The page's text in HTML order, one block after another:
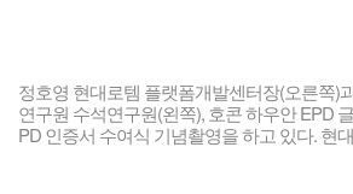
정호영 현대로템 플랫폼개발센터장(오른쪽)
연구원 수석연구원(왼쪽), 호콘 하우안 EPD
PD 인증서 수여식 기념촬영을 하고 있다. 현